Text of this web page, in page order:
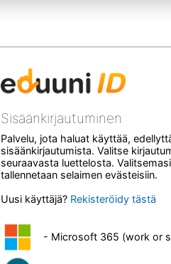
Sisäänkirjautuminen
Palvelu, jota haluat käyttää,
sisäänkirjautumista. Valitse
seuraavasta luettelosta.
tallennetaan selaimen evästeisiin.
Uusi käyttäjä? Rekisteröidy tästä
- Microsoft 365 (work or